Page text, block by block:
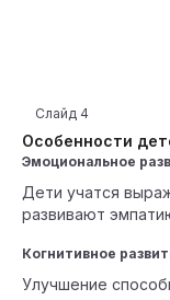
Особенности
Слайд 4
Эмоциональное
Дети учатся
развивают
Когнитивное
Улучшение